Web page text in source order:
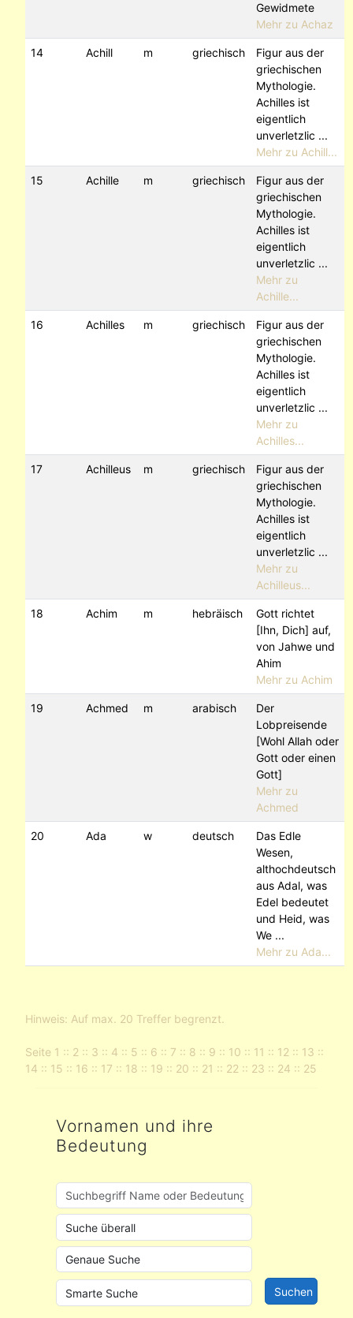
Gewidmete
Mehr zu Achaz
14 Achill m griechisch
Figur aus der
griechischen
Mythologie.
Achilles ist
eigentlich
unverletzlic ...
Mehr zu Achill...
15 Achille m griechisch
Figur aus der
griechischen
Mythologie.
Achilles ist
eigentlich
unverletzlic ...
Mehr zu
Achille...
16 Achilles m griechisch
Figur aus der
griechischen
Mythologie.
Achilles ist
eigentlich
unverletzlic ...
Mehr zu
Achilles...
17 Achilleus m griechisch
Figur aus der
griechischen
Mythologie.
Achilles ist
eigentlich
unverletzlic ...
Mehr zu
Achilleus...
18 Achim m hebräisch
Gott richtet
[Ihn, Dich] auf,
von Jahwe und
Ahim
Mehr zu Achim
19 Achmed m arabisch
Der
Lobpreisende
[Wohl Allah oder
Gott oder einen
Gott]
Mehr zu
Achmed
20 Ada w deutsch
Das Edle
Wesen,
althochdeutsch
aus Adal, was
Edel bedeutet
und Heid, was
We ...
Mehr zu Ada...
Hinweis: Auf max. 20 Treffer begrenzt.
Seite 1 :: 2 :: 3 :: 4 :: 5 :: 6 :: 7 :: 8 :: 9 :: 10 :: 11 :: 12 :: 13 ::
14 :: 15 :: 16 :: 17 :: 18 :: 19 :: 20 :: 21 :: 22 :: 23 :: 24 :: 25
Vornamen und ihre
Bedeutung